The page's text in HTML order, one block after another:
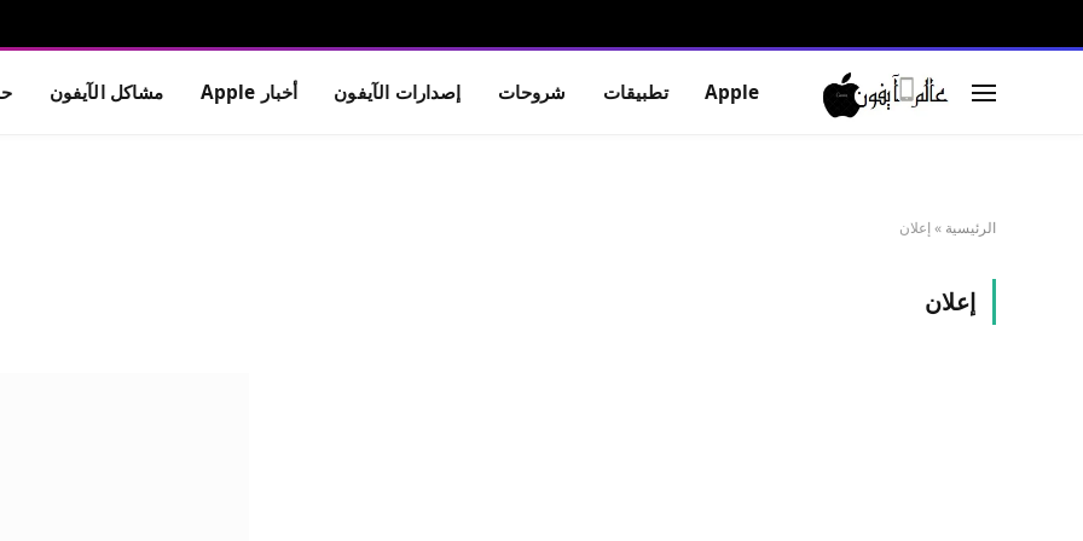
Apple تطبيقات شروحات إصدارات الآيفون أخبار Apple مشاكل الآيفون
الرئيسية » إعلان
إعلان